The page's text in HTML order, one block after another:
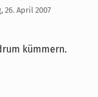
26. April 2007
kümmern.